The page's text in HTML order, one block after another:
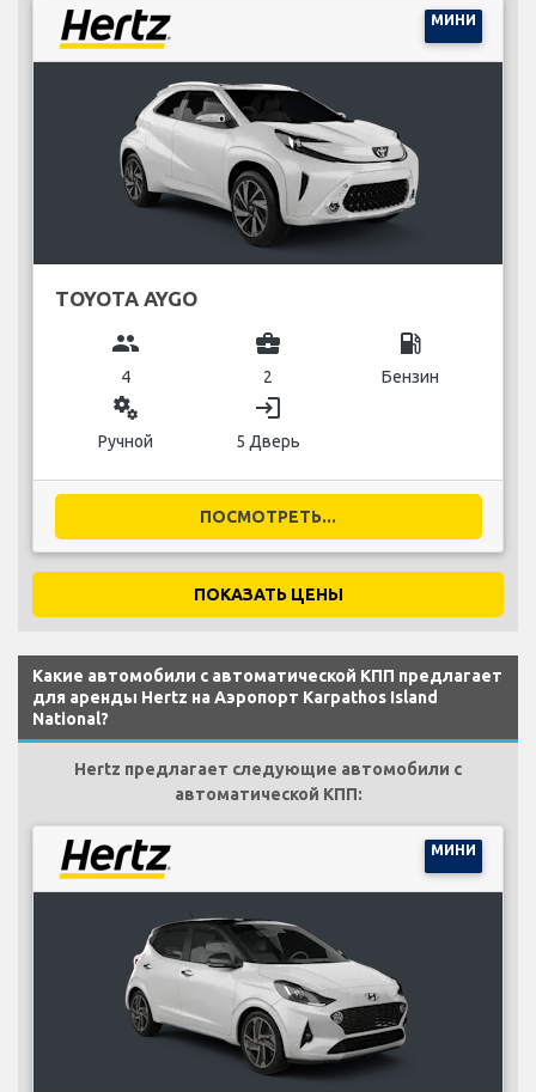
МИНИ
TOYOTA AYGO
group
4
business_center
2
local_gas_station
Бензин
miscellaneous_services
Ручной
login
5 Дверь
ПОСМОТРЕТЬ...
ПОКАЗАТЬ ЦЕНЫ
Какие автомобили с автоматической КПП предлагает
для аренды Hertz на Аэропорт Karpathos Island
National?
Hertz предлагает следующие автомобили с
автоматической КПП:
МИНИ